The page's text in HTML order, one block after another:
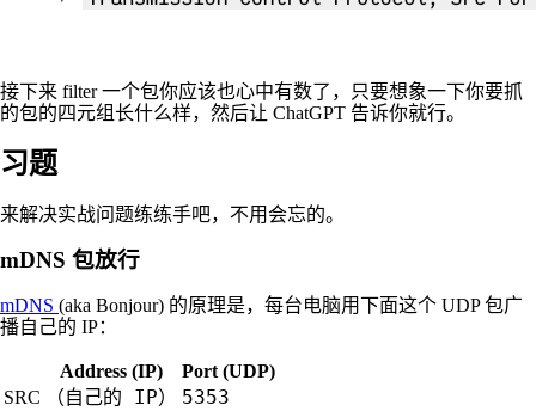
接下来 filter 一个包你应该也心中有数了，只要想象一下你要抓
的包的四元组长什么样，然后让 ChatGPT 告诉你就行。
习题
来解决实战问题练练手吧，不用会忘的。
mDNS 包放行
mDNS (aka Bonjour) 的原理是，每台电脑用下面这个 UDP 包广
播自己的 IP：
Address (IP)
Port (UDP)
SRC
（自己的 IP） 5353